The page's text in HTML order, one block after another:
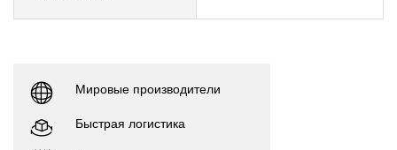
Мировые производители
Быстрая логистика